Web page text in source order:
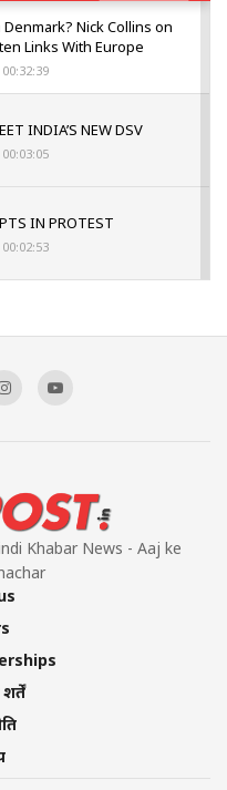
Nick Collins on
Links With Europe
00:32:39
INDIA’S NEW DSV
00:03:05
IN PROTEST
00:02:53
Sagar
Khabar News - Aaj ke